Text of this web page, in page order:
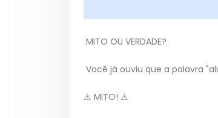
MITO OU VERDADE?
Você já ouviu que a palavra
⚠ MITO! ⚠